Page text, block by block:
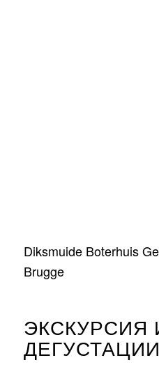
Diksmuide Boterhuis
Brugge
ЭКСКУРСИЯ